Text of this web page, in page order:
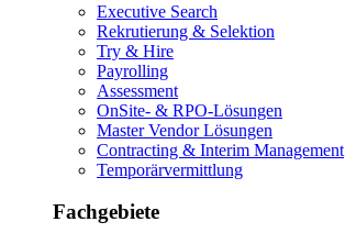
Executive Search
Rekrutierung & Selektion
Try & Hire
Payrolling
Assessment
OnSite- & RPO-Lösungen
Master Vendor Lösungen
Contracting & Interim Management
Temporärvermittlung
Fachgebiete